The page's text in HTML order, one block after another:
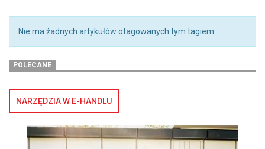
Nie ma żadnych artykułów otagowanych tym tagiem.
POLECANE
NARZĘDZIA W E-HANDLU